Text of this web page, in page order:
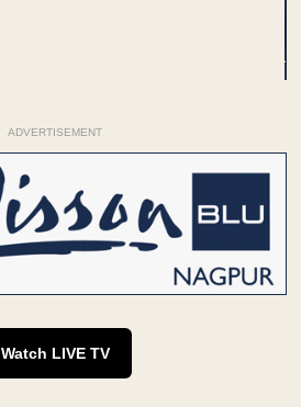
ADVERTISEMENT
Watch LIVE TV